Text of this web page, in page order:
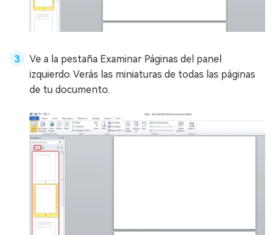
Ve a la pestaña Examinar Páginas del panel
izquierdo. Verás las miniaturas de todas las páginas
de tu documento.